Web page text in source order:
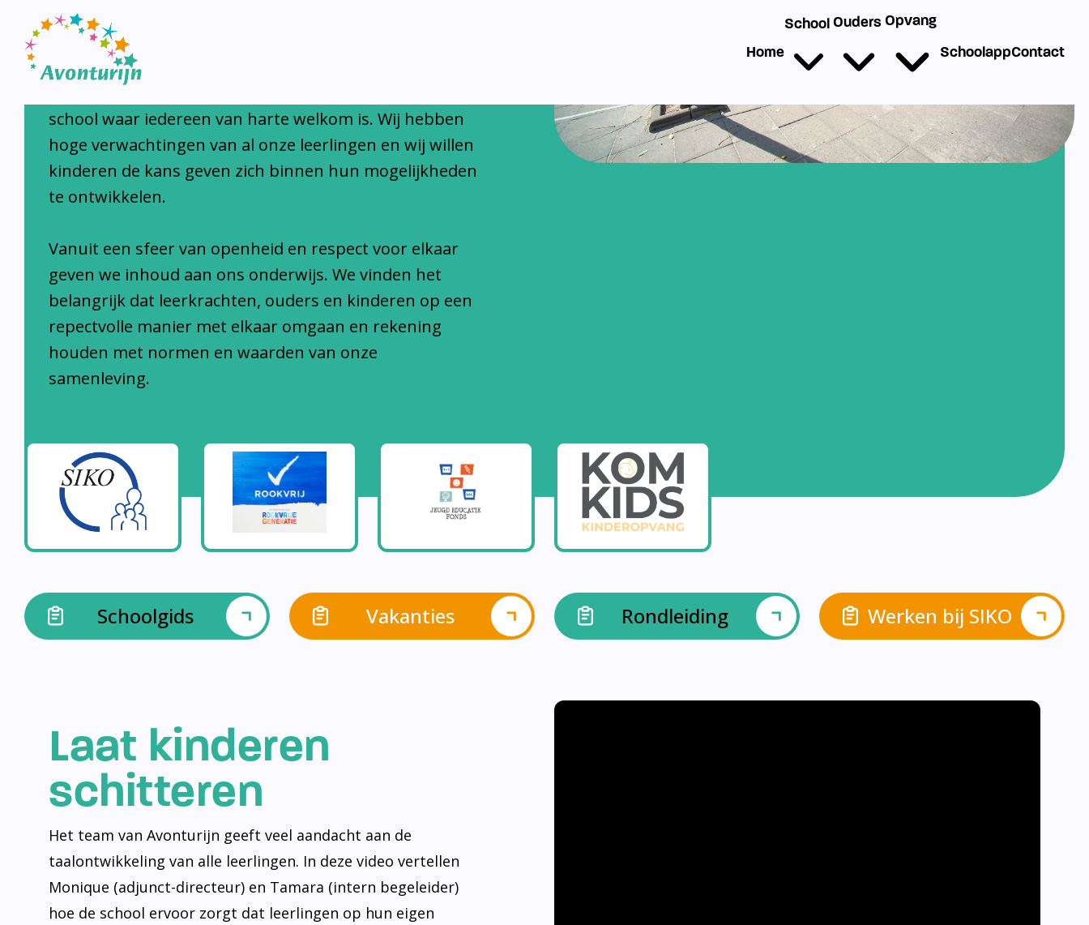
Avonturijn laat kinderen schitteren
school waar iedereen van harte welkom is. Wij hebben
hoge verwachtingen van al onze leerlingen en wij willen
kinderen de kans geven zich binnen hun mogelijkheden
te ontwikkelen.
Vanuit een sfeer van openheid en respect voor elkaar
geven we inhoud aan ons onderwijs. We vinden het
belangrijk dat leerkrachten, ouders en kinderen op een
repectvolle manier met elkaar omgaan en rekening
houden met normen en waarden van onze
samenleving.
Schoolgids Vakanties Rondleiding Werken bij SIKO
Laat kinderen
schitteren
Het team van Avonturijn geeft veel aandacht aan de
taalontwikkeling van alle leerlingen. In deze video vertellen
Monique (adjunct-directeur) en Tamara (intern begeleider)
hoe de school ervoor zorgt dat leerlingen op hun eigen